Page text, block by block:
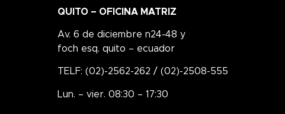
QUITO – OFICINA MATRIZ
Av. 6 de diciembre n24-48 y
foch esq. quito – ecuador
TELF: (02)-2562-262 / (02)-2508-555
Lun. – vier. 08:30 – 17:30